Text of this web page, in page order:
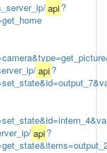
api?
api?
api?